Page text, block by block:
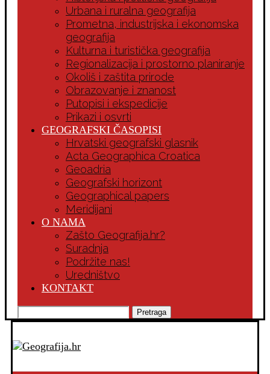
Urbana i ruralna geografija
Prometna, industrijska i ekonomska
geografija
Kulturna i turistička geografija
Regionalizacija i prostorno planiranje
Okoliš i zaštita prirode
Obrazovanje i znanost
Putopisi i ekspedicije
Prikazi i osvrti
GEOGRAFSKI ČASOPISI
Hrvatski geografski glasnik
Acta Geographica Croatica
Geoadria
Geografski horizont
Geographical papers
Meridijani
O NAMA
Zašto Geografija.hr?
Suradnja
Podržite nas!
Uredništvo
KONTAKT
Pretraga